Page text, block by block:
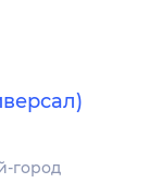
город